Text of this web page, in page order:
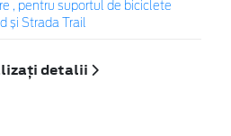
, pentru suportul de biciclete
și Strada Trail
detalii